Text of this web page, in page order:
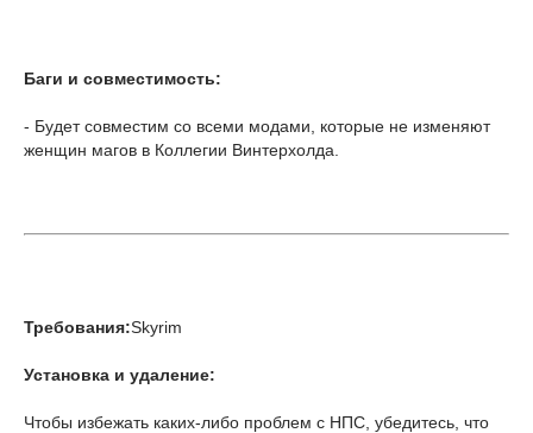
Баги и совместимость:
- Будет совместим со всеми модами, которые не изменяют
женщин магов в Коллегии Винтерхолда.
Требования:Skyrim
Установка и удаление:
Чтобы избежать каких-либо проблем с НПС, убедитесь, что